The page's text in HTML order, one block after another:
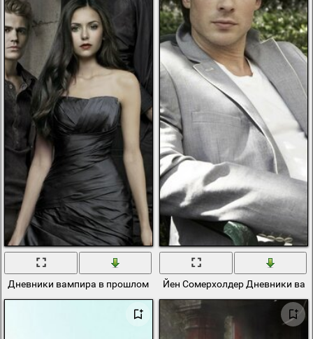
Дневники вампира в прошлом сезонеЙен Сомерхолдер Дневники